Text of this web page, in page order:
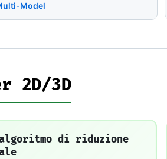
Model
2D/3D
di riduzione